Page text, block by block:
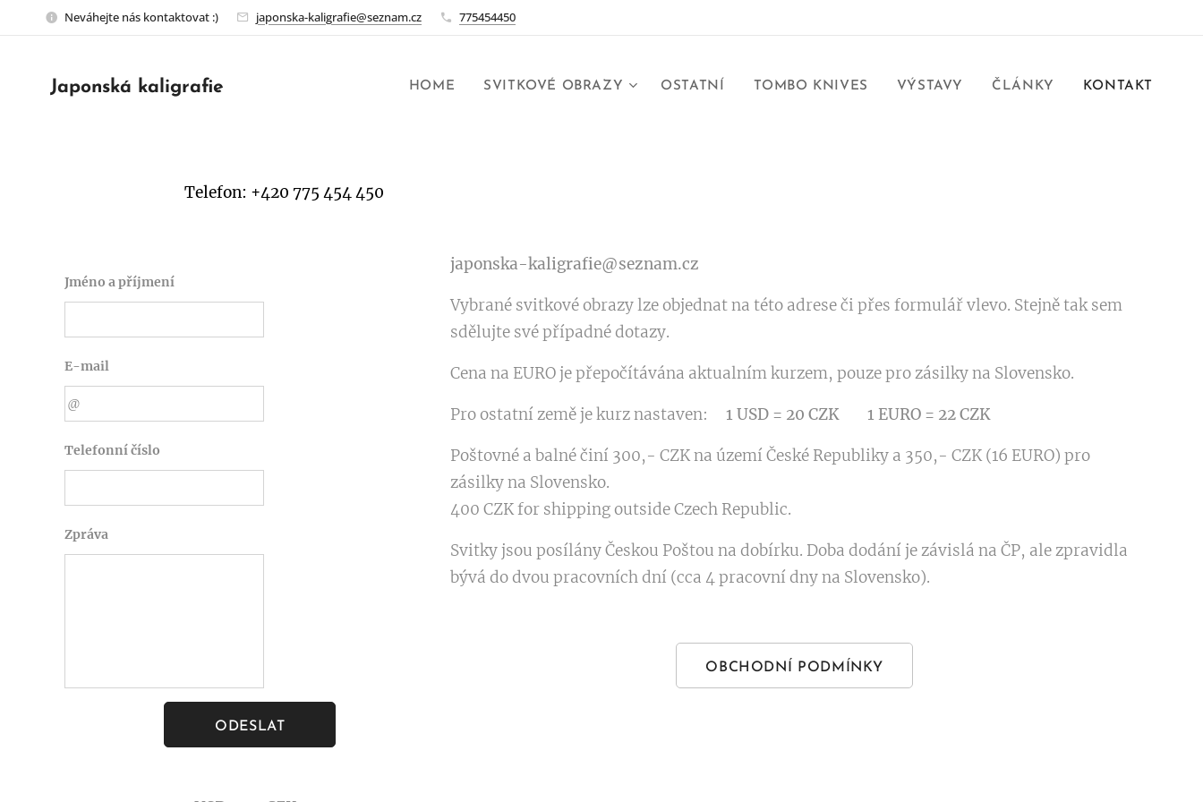
Neváhejte nás kontaktovat :) japonska-kaligrafie@seznam.cz 775454450
Japonská kaligrafie HOME SVITKOVÉ OBRAZY OSTATNÍ TOMBO KNIVES VÝSTAVY ČLÁNKY KONTAKT
Telefon: +420 775 454 450
Jméno a příjmení
E-mail
Telefonní číslo
Zpráva
ODESLAT
japonska-kaligrafie@seznam.cz
Vybrané svitkové obrazy lze objednat na této adrese či přes formulář vlevo. Stejně tak sem
sdělujte své případné dotazy.
Cena na EURO je přepočítávána aktualním kurzem, pouze pro zásilky na Slovensko.
Pro ostatní země je kurz nastaven: 1 USD = 20 CZK 1 EURO = 22 CZK
Poštovné a balné činí 300,- CZK na území České Republiky a 350,- CZK (16 EURO) pro
zásilky na Slovensko.
400 CZK for shipping outside Czech Republic.
Svitky jsou posílány Českou Poštou na dobírku. Doba dodání je závislá na ČP, ale zpravidla
bývá do dvou pracovních dní (cca 4 pracovní dny na Slovensko).
OBCHODNÍ PODMÍNKY